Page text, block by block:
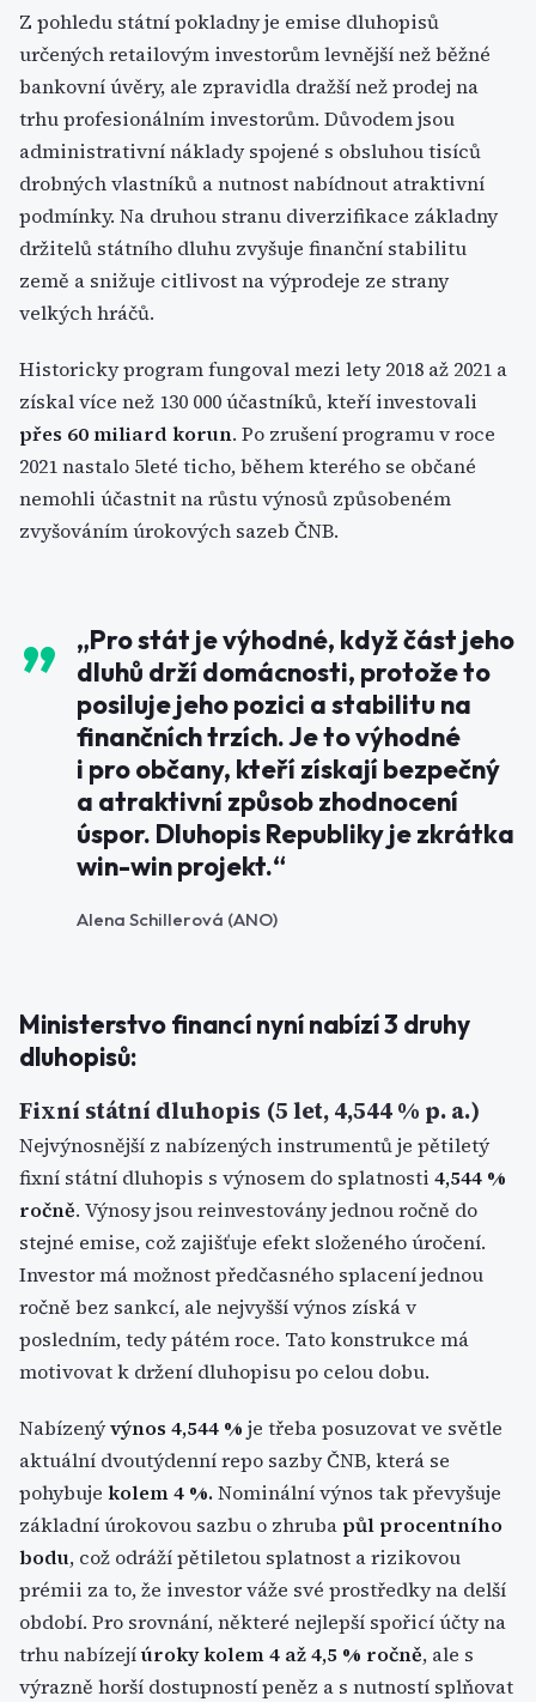
Z pohledu státní pokladny je emise dluhopisů
určených retailovým investorům levnější než běžné
bankovní úvěry, ale zpravidla dražší než prodej na
trhu profesionálním investorům. Důvodem jsou
administrativní náklady spojené s obsluhou tisíců
drobných vlastníků a nutnost nabídnout atraktivní
podmínky. Na druhou stranu diverzifikace základny
držitelů státního dluhu zvyšuje finanční stabilitu
země a snižuje citlivost na výprodeje ze strany
velkých hráčů.
Historicky program fungoval mezi lety 2018 až 2021 a
získal více než 130 000 účastníků, kteří investovali
přes 60 miliard korun. Po zrušení programu v roce
2021 nastalo 5leté ticho, během kterého se občané
nemohli účastnit na růstu výnosů způsobeném
zvyšováním úrokových sazeb ČNB.
„Pro stát je výhodné, když část jeho
dluhů drží domácnosti, protože to
posiluje jeho pozici a stabilitu na
finančních trzích. Je to výhodné
i pro občany, kteří získají bezpečný
a atraktivní způsob zhodnocení
úspor. Dluhopis Republiky je zkrátka
win-winprojekt.“
Alena Schillerová (ANO)
Ministerstvo financí nyní nabízí 3 druhy
dluhopisů:
Fixní státní dluhopis (5 let, 4,544 % p. a.)
Nejvýnosnější z nabízených instrumentů je pětiletý
fixní státní dluhopis s výnosem do splatnosti 4,544 %
ročně. Výnosy jsou reinvestovány jednou ročně do
stejné emise, což zajišťuje efekt složeného úročení.
Investor má možnost předčasného splacení jednou
ročně bez sankcí, ale nejvyšší výnos získá v
posledním, tedy pátém roce. Tato konstrukce má
motivovat k držení dluhopisu po celou dobu.
Nabízenývýnos 4,544 % je třeba posuzovat ve světle
aktuální dvoutýdenní repo sazby ČNB, která se
pohybuje kolem 4 %. Nominální výnos tak převyšuje
základní úrokovou sazbu o zhruba půl procentního
bodu, což odráží pětiletou splatnost a rizikovou
prémii za to, že investor váže své prostředky na delší
období. Pro srovnání, některé nejlepší spořicí účty na
trhu nabízejíúroky kolem 4 až 4,5 % ročně, ale s
výrazně horší dostupností peněz a s nutností splňovat